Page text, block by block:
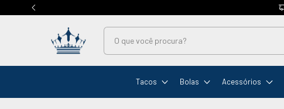
Tacos Bolas Acessórios